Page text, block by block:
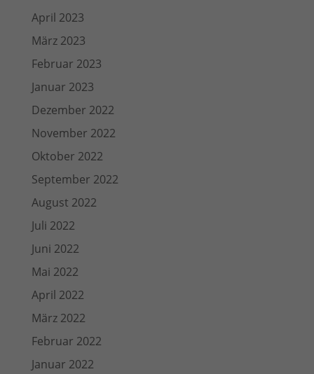
April 2023
März 2023
Februar 2023
Januar 2023
Dezember 2022
November 2022
Oktober 2022
September 2022
August 2022
Juli 2022
Juni 2022
Mai 2022
April 2022
März 2022
Februar 2022
Januar 2022